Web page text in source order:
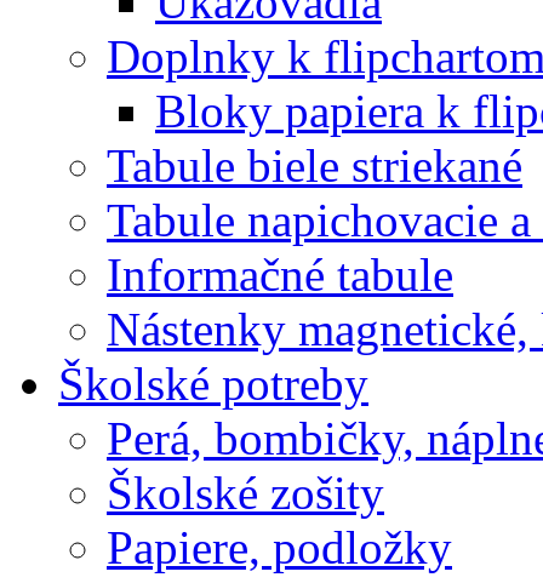
Doplnky k
Bloky papiera k
Tabule biele striekané
Tabule napichovacie
Informačné tabule
Nástenky
Školské potreby
Perá, bombičky,
Školské zošity
Papiere, podložky